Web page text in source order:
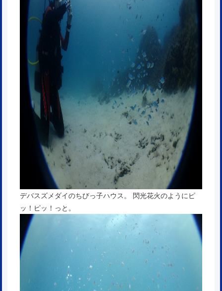
デバスズメダイのちびっ子ハウス。 閃光花火のようにピ
ッ！ピッ！っと。